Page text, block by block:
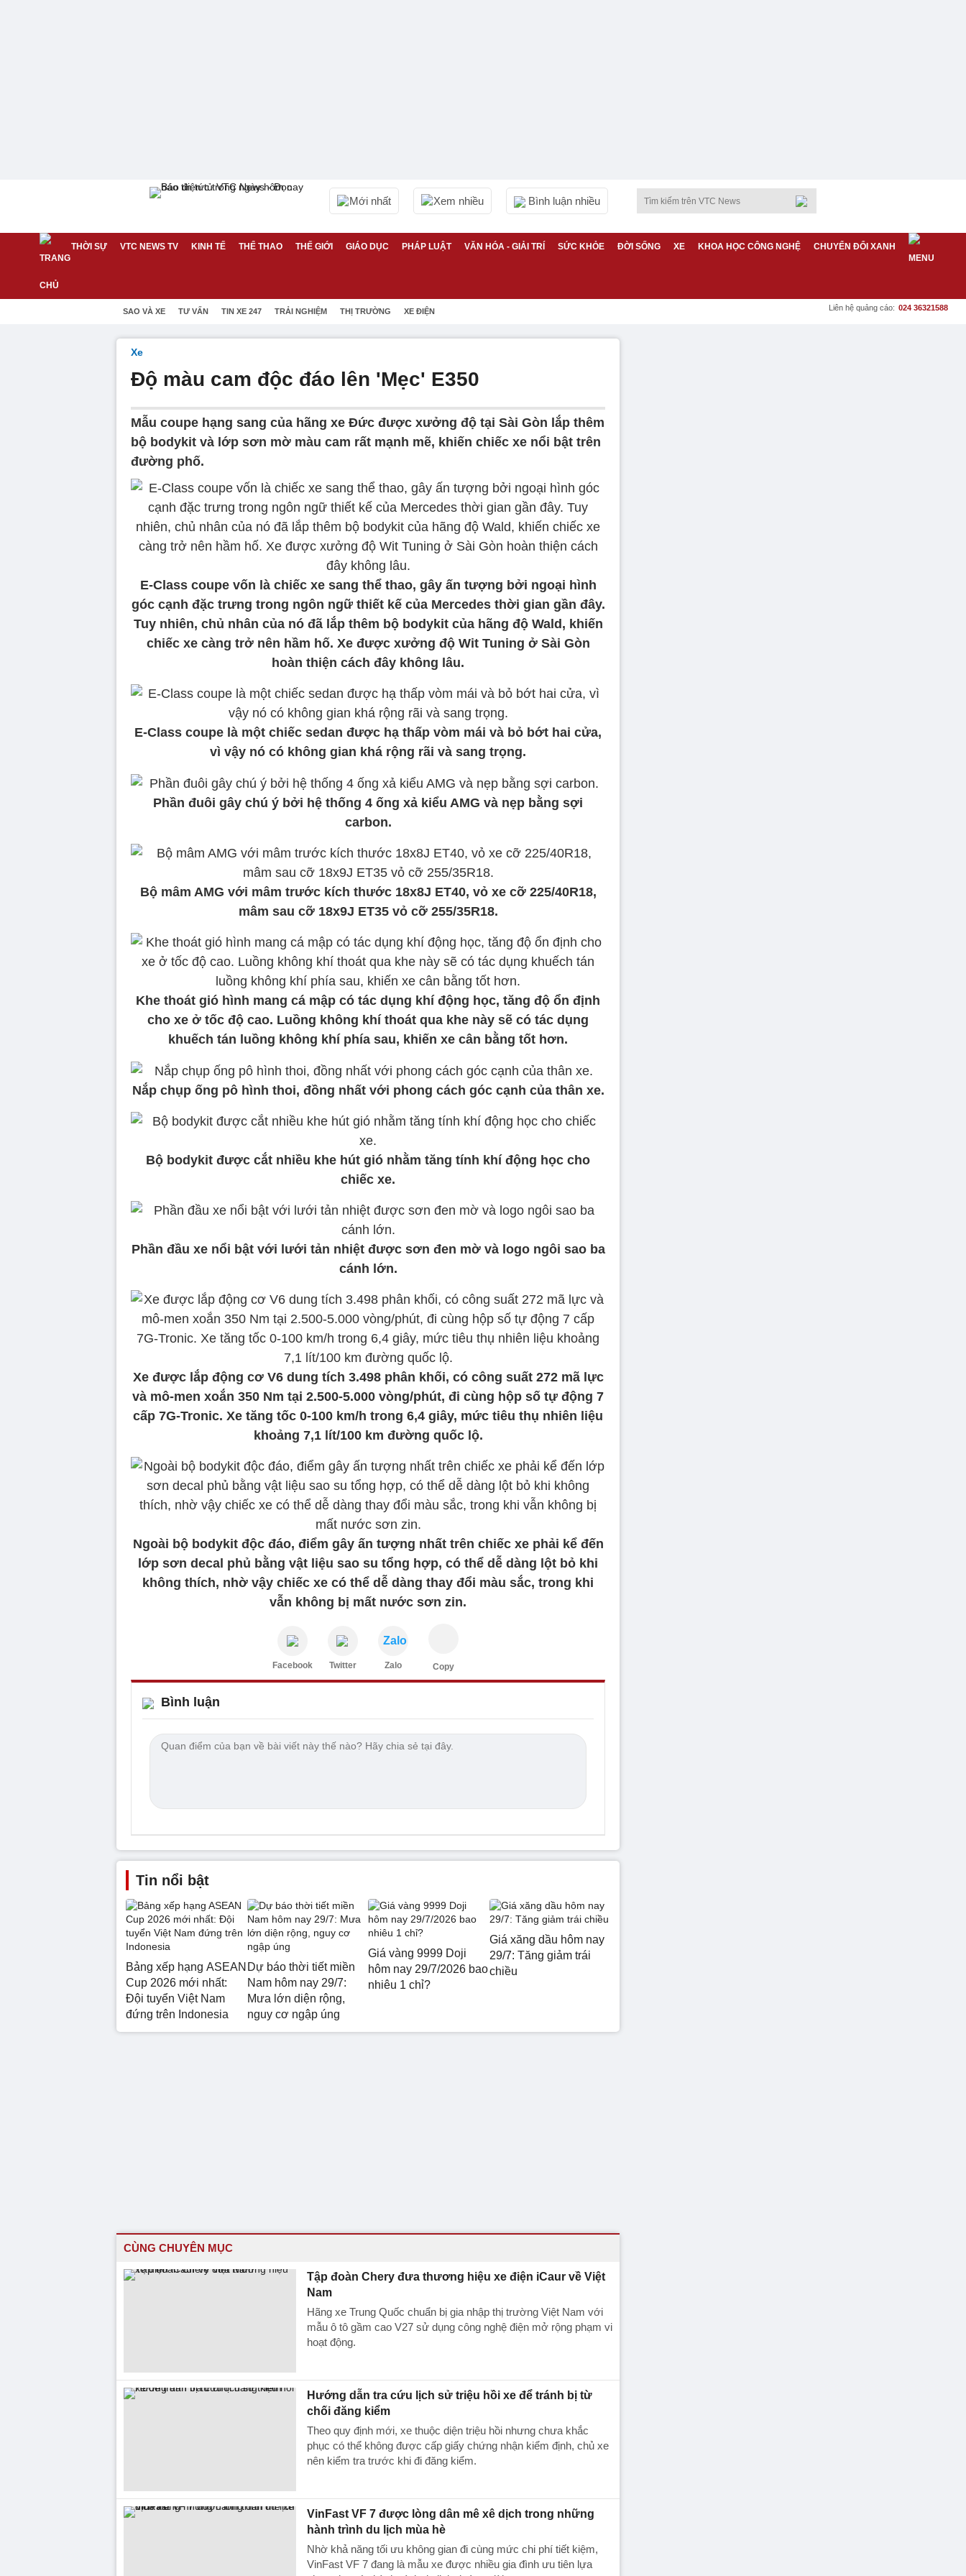
Mới nhất Xem nhiều Bình luận nhiều
THỜI SỰ VTC NEWS TV KINH TẾ THỂ THAO THẾ GIỚI GIÁO DỤC PHÁP LUẬT VĂN HÓA - GIẢI TRÍ SỨC KHỎE ĐỜI SỐNG XE KHOA HỌC CÔNG NGHỆ CHUYỂN ĐỔI XANH
SAO VÀ XE TƯ VẤN TIN XE 247 TRẢI NGHIỆM THỊ TRƯỜNG XE ĐIỆN Liên hệ quảng cáo: 024 36321588
Xe
Độ màu cam độc đáo lên 'Mẹc' E350
Mẫu coupe hạng sang của hãng xe Đức được xưởng độ tại Sài Gòn lắp thêm
bộ bodykit và lớp sơn mờ màu cam rất mạnh mẽ, khiến chiếc xe nổi bật trên
đường phố.
E-Class coupe vốn là chiếc xe sang thể thao, gây ấn tượng bởi ngoại hình
góc cạnh đặc trưng trong ngôn ngữ thiết kế của Mercedes thời gian gần đây.
Tuy nhiên, chủ nhân của nó đã lắp thêm bộ bodykit của hãng độ Wald, khiến
chiếc xe càng trở nên hầm hố. Xe được xưởng độ Wit Tuning ở Sài Gòn
hoàn thiện cách đây không lâu.
E-Class coupe là một chiếc sedan được hạ thấp vòm mái và bỏ bớt hai cửa,
vì vậy nó có không gian khá rộng rãi và sang trọng.
Phần đuôi gây chú ý bởi hệ thống 4 ống xả kiểu AMG và nẹp bằng sợi
carbon.
Bộ mâm AMG với mâm trước kích thước 18x8J ET40, vỏ xe cỡ 225/40R18,
mâm sau cỡ 18x9J ET35 vỏ cỡ 255/35R18.
Khe thoát gió hình mang cá mập có tác dụng khí động học, tăng độ ổn định
cho xe ở tốc độ cao. Luồng không khí thoát qua khe này sẽ có tác dụng
khuếch tán luồng không khí phía sau, khiến xe cân bằng tốt hơn.
Nắp chụp ống pô hình thoi, đồng nhất với phong cách góc cạnh của thân xe.
Bộ bodykit được cắt nhiều khe hút gió nhằm tăng tính khí động học cho
chiếc xe.
Phần đầu xe nổi bật với lưới tản nhiệt được sơn đen mờ và logo ngôi sao ba
cánh lớn.
Xe được lắp động cơ V6 dung tích 3.498 phân khối, có công suất 272 mã lực
và mô-men xoắn 350 Nm tại 2.500-5.000 vòng/phút, đi cùng hộp số tự động 7
cấp 7G-Tronic. Xe tăng tốc 0-100 km/h trong 6,4 giây, mức tiêu thụ nhiên liệu
khoảng 7,1 lít/100 km đường quốc lộ.
Ngoài bộ bodykit độc đáo, điểm gây ấn tượng nhất trên chiếc xe phải kể đến
lớp sơn decal phủ bằng vật liệu sao su tổng hợp, có thể dễ dàng lột bỏ khi
không thích, nhờ vậy chiếc xe có thể dễ dàng thay đổi màu sắc, trong khi
vẫn không bị mất nước sơn zin.
Facebook Twitter
Zalo
Zalo Copy
Bình luận
Tin nổi bật
Bảng xếp hạng ASEAN
Cup 2026 mới nhất:
Đội tuyển Việt Nam
đứng trên Indonesia
Dự báo thời tiết miền
Nam hôm nay 29/7:
Mưa lớn diện rộng,
nguy cơ ngập úng
Giá vàng 9999 Doji
hôm nay 29/7/2026 bao
nhiêu 1 chỉ?
Giá xăng dầu hôm nay
29/7: Tăng giảm trái
chiều
CÙNG CHUYÊN MỤC
Tập đoàn Chery đưa thương hiệu xe điện iCaur về Việt
Nam
Hãng xe Trung Quốc chuẩn bị gia nhập thị trường Việt Nam với
mẫu ô tô gầm cao V27 sử dụng công nghệ điện mở rộng phạm vi
hoạt động.
Hướng dẫn tra cứu lịch sử triệu hồi xe để tránh bị từ
chối đăng kiểm
Theo quy định mới, xe thuộc diện triệu hồi nhưng chưa khắc
phục có thể không được cấp giấy chứng nhận kiểm định, chủ xe
nên kiểm tra trước khi đi đăng kiểm.
VinFast VF 7 được lòng dân mê xê dịch trong những
hành trình du lịch mùa hè
Nhờ khả năng tối ưu không gian đi cùng mức chi phí tiết kiệm,
VinFast VF 7 đang là mẫu xe được nhiều gia đình ưu tiên lựa